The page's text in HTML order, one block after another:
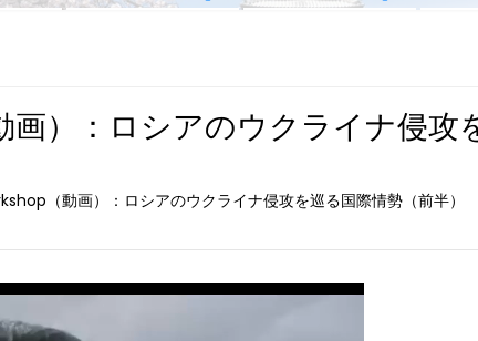
）：ロシアのウクライナ侵攻
（動画）：ロシアのウクライナ侵攻を巡る国際情勢（前半）